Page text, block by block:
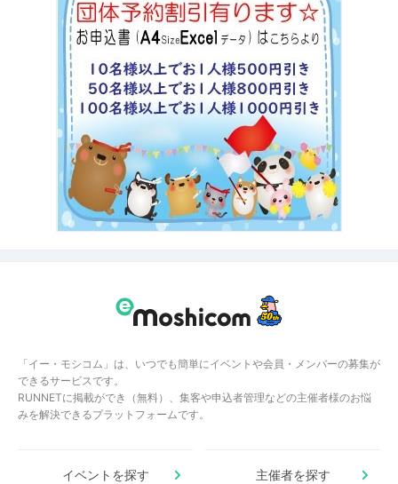
「イー・モシコム」は、いつでも簡単にイベントや会員・メンバーの募集が
できるサービスです。
RUNNETに掲載ができ（無料）、集客や申込者管理などの主催者様のお悩
みを解決できるプラットフォームです。
イベントを探す 主催者を探す